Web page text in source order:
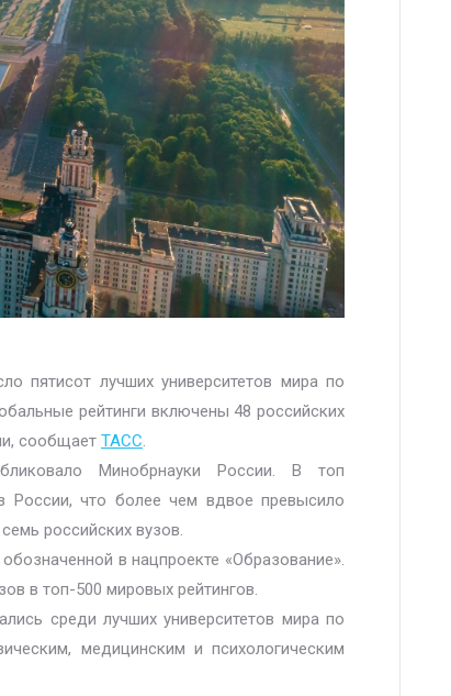
пятисот лучших университетов мира по
рейтинги включены 48 российских
сообщает ТАСС
Минобрнауки России. В топ
России, что более чем вдвое превысило
российских вузов.
в нацпроекте «Образование».
в топ-500 мировых рейтингов.
среди лучших университетов мира по
медицинским и психологическим